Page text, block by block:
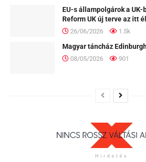
EU-s állampolgárok a
Reform UK új terve az itt
26/06/2026 1.5k
Magyar táncház
08/05/2026 901
Hirdetés